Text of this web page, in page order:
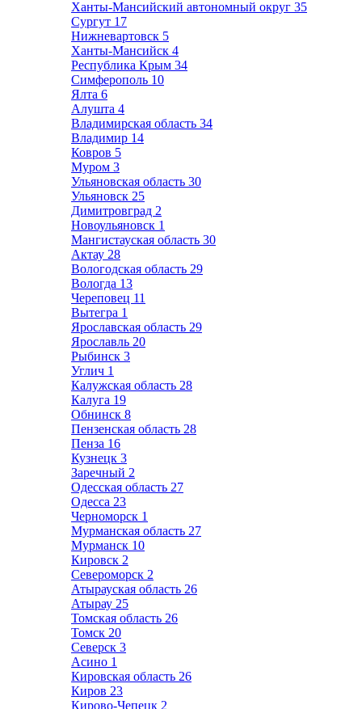
Ханты-Мансийский автономный округ 35
Сургут 17
Нижневартовск 5
Ханты-Мансийск 4
Республика Крым 34
Симферополь 10
Ялта 6
Алушта 4
Владимирская область 34
Владимир 14
Ковров 5
Муром 3
Ульяновская область 30
Ульяновск 25
Димитровград 2
Новоульяновск 1
Мангистауская область 30
Актау 28
Вологодская область 29
Вологда 13
Череповец 11
Вытегра 1
Ярославская область 29
Ярославль 20
Рыбинск 3
Углич 1
Калужская область 28
Калуга 19
Обнинск 8
Пензенская область 28
Пенза 16
Кузнецк 3
Заречный 2
Одесская область 27
Одесса 23
Черноморск 1
Мурманская область 27
Мурманск 10
Кировск 2
Североморск 2
Атырауская область 26
Атырау 25
Томская область 26
Томск 20
Северск 3
Асино 1
Кировская область 26
Киров 23
Кирово-Чепецк 2